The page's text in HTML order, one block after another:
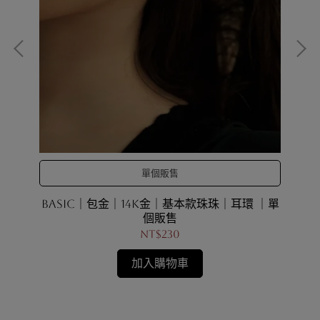
單個販售
BASIC｜包金｜14K金｜基本款珠珠｜耳環 ｜單
個販售
NT$230
加入購物車